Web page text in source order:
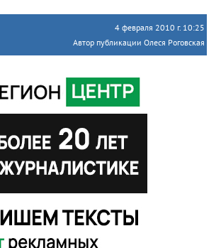
4 февраля 2010 г. 10:25
Автор публикации Олеся Роговская